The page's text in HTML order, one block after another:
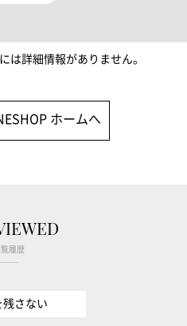
は詳細情報がありません。
ホームへ
覧履歴
残さない